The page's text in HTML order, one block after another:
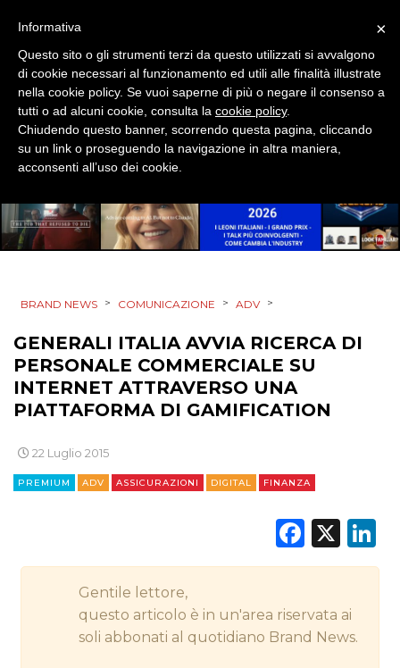
EVENTI
MOBILE
PROMOZIONI
PRODOTTI
PUNTI VENDITA
STRATEGIE
DIGITALE
RADIO / AUDIO
BRAND NEWS > COMUNICAZIONE > ADV >
GENERALI ITALIA AVVIA RICERCA DI
PERSONALE COMMERCIALE SU
INTERNET ATTRAVERSO UNA
PIATTAFORMA DI GAMIFICATION
22 Luglio 2015
PREMIUM ADV ASSICURAZIONI DIGITAL FINANZA
X
Gentile lettore,
questo articolo è in un'area riservata ai
soli abbonati al quotidiano Brand News.
×
Informativa
Questo sito o gli strumenti terzi da questo utilizzati si avvalgono
di cookie necessari al funzionamento ed utili alle finalità illustrate
nella cookie policy. Se vuoi saperne di più o negare il consenso a
tutti o ad alcuni cookie, consulta la cookie policy.
Chiudendo questo banner, scorrendo questa pagina, cliccando
su un link o proseguendo la navigazione in altra maniera,
acconsenti all’uso dei cookie.